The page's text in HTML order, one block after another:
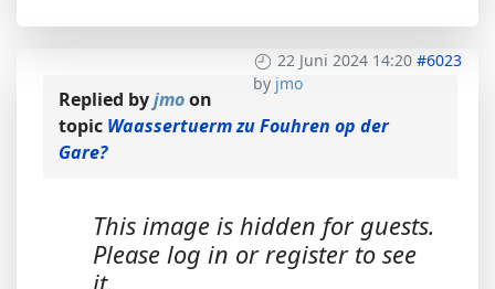
22 Juni 2024 14:20 #6023
by jmo
Replied byjmoon
topic Waassertuerm zu Fouhren op der
Gare?
This image is hidden for guests.
Please log in or register to see